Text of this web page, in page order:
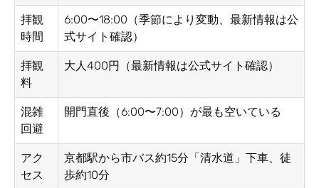
拝観
時間
6:00〜18:00（季節により変動、最新情報は公
式サイト確認）
拝観
料
大人400円（最新情報は公式サイト確認）
混雑
回避
開門直後（6:00〜7:00）が最も空いている
アク
セス
京都駅から市バス約15分「清水道」下車、徒
歩約10分